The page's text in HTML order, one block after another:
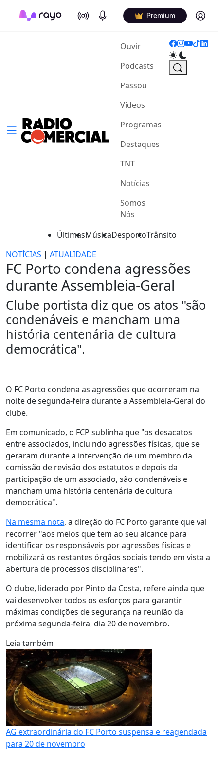
On Air Podcasts Premium Log in
Ouvir(current)
Podcasts
Passou
Vídeos
Programas
Destaques
TNT
Notícias
Somos
Nós
ÚltimasMúsicaDesportoTrânsito
NOTÍCIAS | ATUALIDADE
FC Porto condena agressões
durante Assembleia-Geral
Clube portista diz que os atos "são
condenáveis e mancham uma
história centenária de cultura
democrática".
O FC Porto condena as agressões que ocorreram na
noite de segunda-feira durante a Assembleia-Geral do
clube.
Em comunicado, o FCP sublinha que "os desacatos
entre associados, incluindo agressões físicas, que se
geraram durante a intervenção de um membro da
comissão de revisão dos estatutos e depois da
participação de um associado, são condenáveis e
mancham uma história centenária de cultura
democrática".
Na mesma nota, a direção do FC Porto garante que vai
recorrer "aos meios que tem ao seu alcance para
identificar os responsáveis por agressões físicas e
mobilizará os restantes órgãos sociais tendo em vista a
abertura de processos disciplinares".
O clube, liderado por Pinto da Costa, refere ainda que
vai desenvolver todos os esforços para garantir
máximas condições de segurança na reunião da
próxima segunda-feira, dia 20 de novembro.
Leia também
AG extraordinária do FC Porto suspensa e reagendada
para 20 de novembro